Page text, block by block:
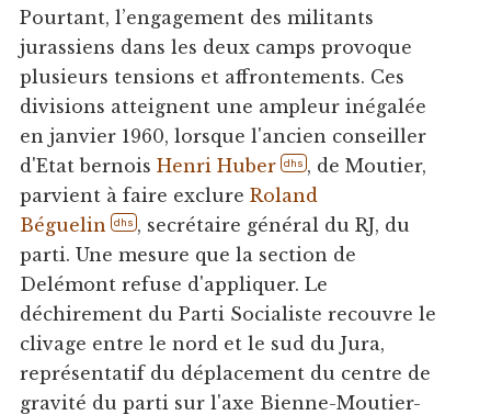
Pourtant, l’engagement des militants
jurassiens dans les deux camps provoque
plusieurs tensions et affrontements. Ces
divisions atteignent une ampleur inégalée
en janvier 1960, lorsque l'ancien conseiller
d'Etat bernois Henri Huber dhs , de Moutier,
parvient à faire exclure Roland
Béguelin
dhs , secrétaire général du RJ, du
parti. Une mesure que la section de
Delémont refuse d'appliquer. Le
déchirement du Parti Socialiste recouvre le
clivage entre le nord et le sud du Jura,
représentatif du déplacement du centre de
gravité du parti sur l'axe Bienne-Moutier-